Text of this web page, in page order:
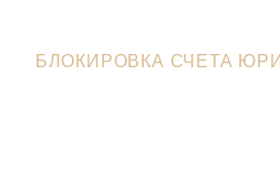
БЛОКИРОВКА СЧЕТА